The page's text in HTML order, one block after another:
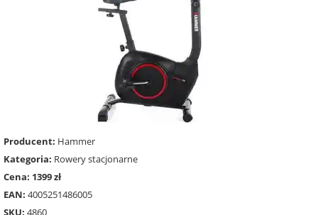
Producent: Hammer
Kategoria: Rowery stacjonarne
Cena: 1399 zł
EAN: 4005251486005
SKU: 4860